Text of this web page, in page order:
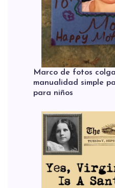
Marco de fotos
manualidad simple
para niños